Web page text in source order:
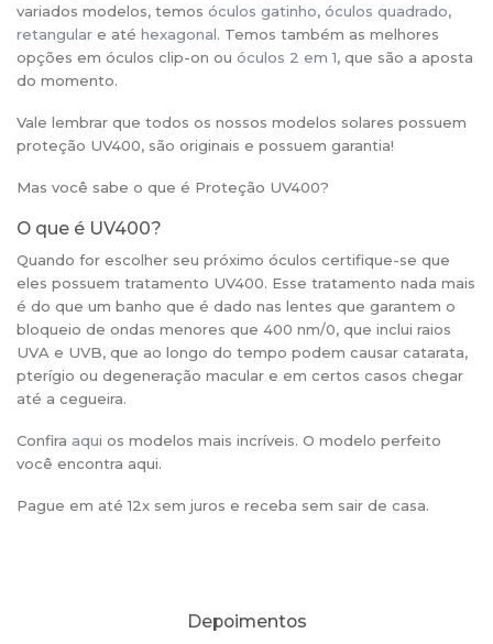
variados modelos, temos óculos gatinho, óculos quadrado,
retangular e até hexagonal. Temos também as melhores
opções em óculos clip-on ou óculos 2 em 1, que são a aposta
do momento.
Vale lembrar que todos os nossos modelos solares possuem
proteção UV400, são originais e possuem garantia!
Mas você sabe o que é Proteção UV400?
O que é UV400?
Quando for escolher seu próximo óculos certifique-se que
eles possuem tratamento UV400. Esse tratamento nada mais
é do que um banho que é dado nas lentes que garantem o
bloqueio de ondas menores que 400 nm/0, que inclui raios
UVA e UVB, que ao longo do tempo podem causar catarata,
pterígio ou degeneração macular e em certos casos chegar
até a cegueira.
Confira aqui os modelos mais incríveis. O modelo perfeito
você encontra aqui.
Pague em até 12x sem juros e receba sem sair de casa.
Depoimentos